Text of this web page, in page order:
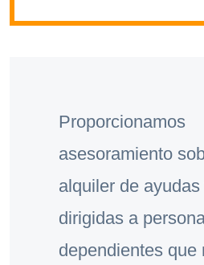
Proporcionamos
asesoramiento
alquiler de
dirigidas a
dependientes que